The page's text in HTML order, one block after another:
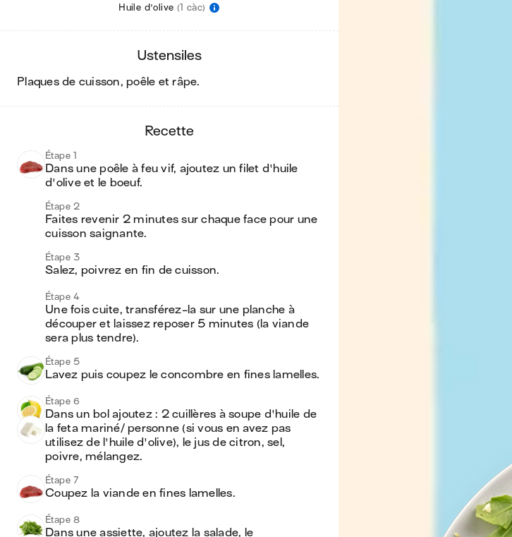
Huile d'olive (1 càc)
ustensiles
plaques de cuisson, poêle et râpe.
recette
Étape 1
Dans une poêle à feu vif, ajoutez un filet d'huile
d'olive et le boeuf.
Étape 2
Faites revenir 2 minutes sur chaque face pour une
cuisson saignante.
Étape 3
Salez, poivrez en fin de cuisson.
Étape 4
Une fois cuite, transférez-la sur une planche à
découper et laissez reposer 5 minutes (la viande
sera plus tendre).
Étape 5
Étape 6
Dans un bol ajoutez : 2 cuillères à soupe d'huile de
la feta mariné/ personne (si vous en avez pas
utilisez de l'huile d'olive), le jus de citron, sel,
poivre, mélangez.
Étape 7
Coupez la viande en fines lamelles.
Étape 8
Dans une assiette, ajoutez la salade, le